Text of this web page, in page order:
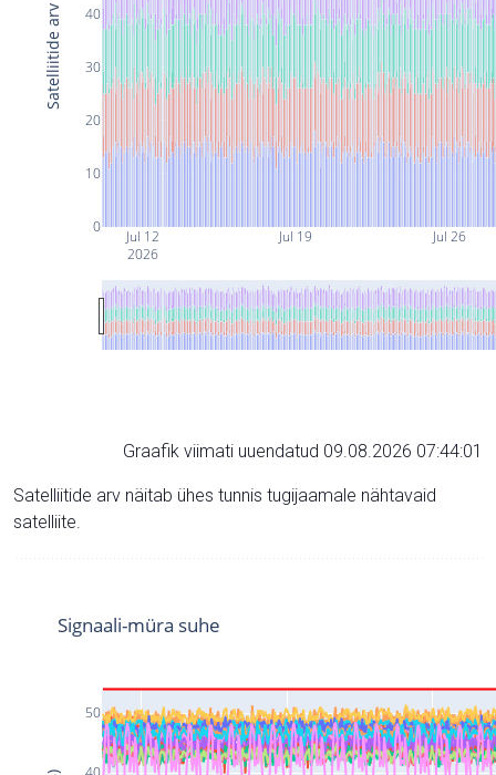
Jul 12
2026
Jul 19 Jul 26
0
10
20
30
40
Satelliitide arv
Graafik viimati uuendatud 09.08.2026 07:44:01
Satelliitide arv näitab ühes tunnis tugijaamale nähtavaid
satelliite.
50
Signaali-müra suhe